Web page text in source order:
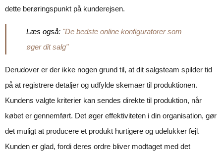
dette berøringspunkt på kunderejsen.
Læs også: "De bedste online konfiguratorer som
øger dit salg"
Derudover er der ikke nogen grund til, at dit salgsteam spilder tid
på at registrere detaljer og udfylde skemaer til produktionen.
Kundens valgte kriterier kan sendes direkte til produktion, når
købet er gennemført. Det øger effektiviteten i din organisation, gør
det muligt at producere et produkt hurtigere og udelukker fejl.
Kunden er glad, fordi deres ordre bliver modtaget med det